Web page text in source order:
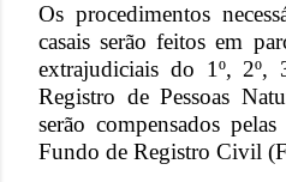
Os procedimentos
casais serão feitos em
extrajudiciais do 1º, 2º,
Registro de Pessoas
serão compensados
Fundo de Registro Civil